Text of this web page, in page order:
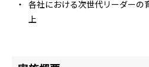
各社における次世代リーダーの
上